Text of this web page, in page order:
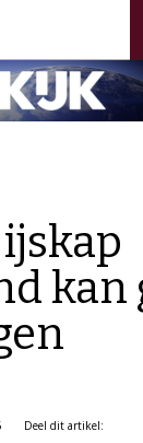
kan
Deel dit artikel: